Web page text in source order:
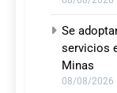
Se
servicios
Minas
08/08/2026